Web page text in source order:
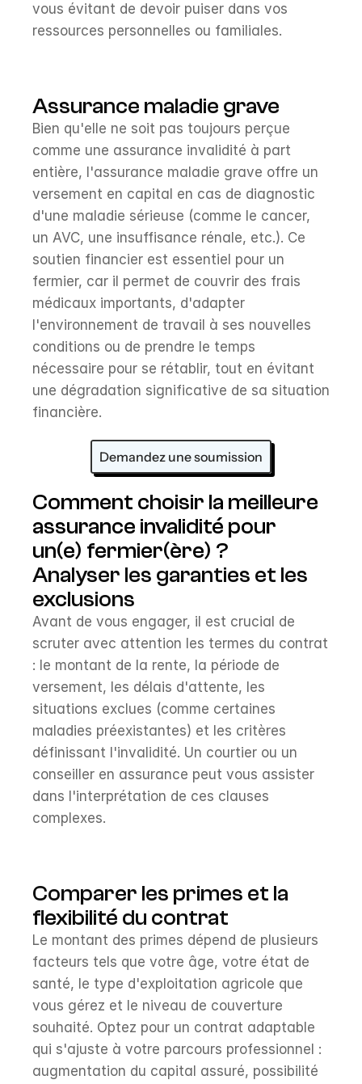
vous évitant de devoir puiser dans vos
ressources personnelles ou familiales.
Assurance maladie grave
Bien qu'elle ne soit pas toujours perçue
comme une assurance invalidité à part
entière, l'assurance maladie grave offre un
versement en capital en cas de diagnostic
d'une maladie sérieuse (comme le cancer,
un AVC, une insuffisance rénale, etc.). Ce
soutien financier est essentiel pour un
fermier, car il permet de couvrir des frais
médicaux importants, d'adapter
l'environnement de travail à ses nouvelles
conditions ou de prendre le temps
nécessaire pour se rétablir, tout en évitant
une dégradation significative de sa situation
financière.
Demandez une soumission
Comment choisir la meilleure
assurance invalidité pour
un(e) fermier(ère) ?
Analyser les garanties et les
exclusions
Avant de vous engager, il est crucial de
scruter avec attention les termes du contrat
: le montant de la rente, la période de
versement, les délais d'attente, les
situations exclues (comme certaines
maladies préexistantes) et les critères
définissant l'invalidité. Un courtier ou un
conseiller en assurance peut vous assister
dans l'interprétation de ces clauses
complexes.
Comparer les primes et la
flexibilité du contrat
Le montant des primes dépend de plusieurs
facteurs tels que votre âge, votre état de
santé, le type d'exploitation agricole que
vous gérez et le niveau de couverture
souhaité. Optez pour un contrat adaptable
qui s'ajuste à votre parcours professionnel :
augmentation du capital assuré, possibilité